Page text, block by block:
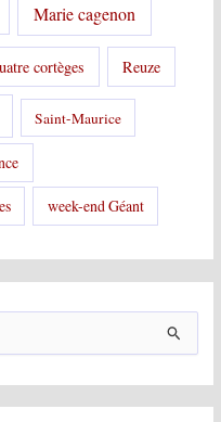
Marie cagenon
cortèges Reuze
Saint-Maurice
week-end Géant